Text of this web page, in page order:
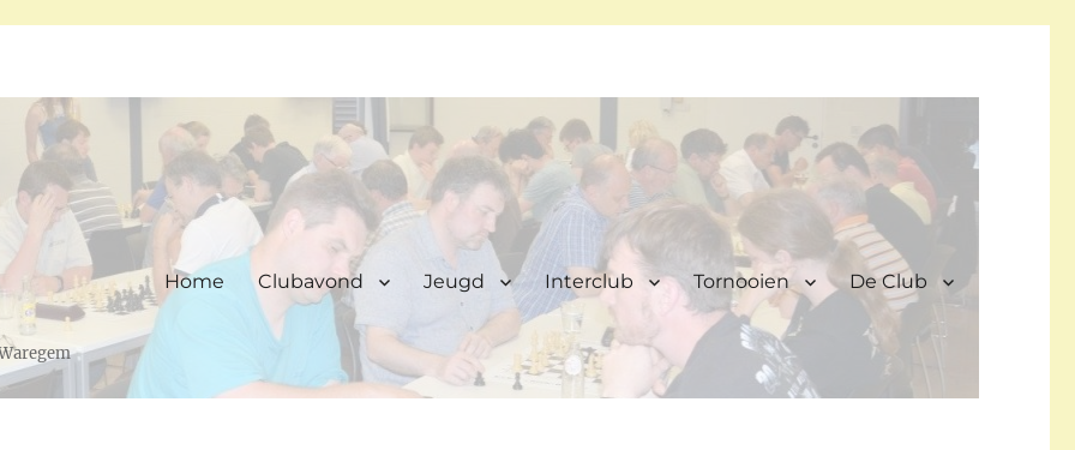
Home Clubavond Jeugd Interclub Tornooien De Club